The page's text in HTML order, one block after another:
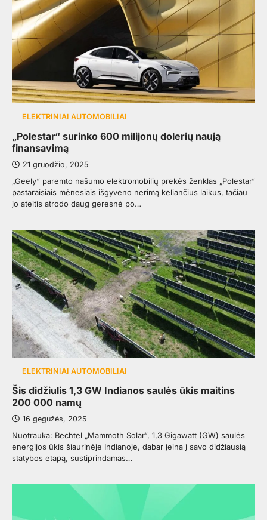
ELEKTRINIAI AUTOMOBILIAI
„Polestar“ surinko 600 milijonų dolerių naują
finansavimą
21 gruodžio, 2025
„Geely“ paremto našumo elektromobilių prekės ženklas „Polestar“
pastaraisiais mėnesiais išgyveno nerimą keliančius laikus, tačiau
jo ateitis atrodo daug geresnė po…
ELEKTRINIAI AUTOMOBILIAI
Šis didžiulis 1,3 GW Indianos saulės ūkis maitins
200 000 namų
16 gegužės, 2025
Nuotrauka: Bechtel „Mammoth Solar“, 1,3 Gigawatt (GW) saulės
energijos ūkis šiaurinėje Indianoje, dabar įeina į savo didžiausią
statybos etapą, sustiprindamas…